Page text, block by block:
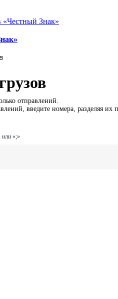
«Честный Знак»
отправлений.
введите номера, разделяя
или «;»